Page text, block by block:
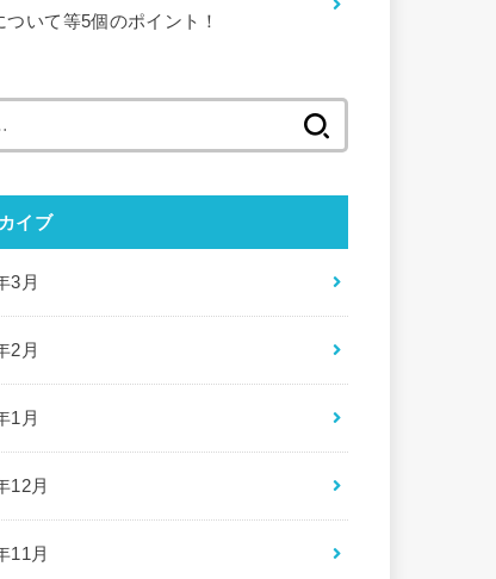
ついて等5個のポイント！
索:
イブ
3月
2月
1月
12月
11月